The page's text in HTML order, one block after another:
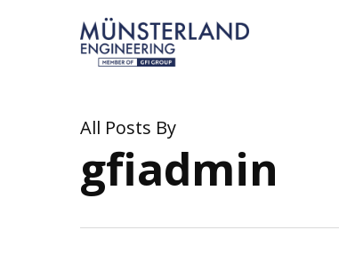
All Posts By
gfiadmin